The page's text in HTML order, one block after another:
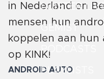
LUISTER
GEMIST
PODCASTS
PLAYLISTS
in Nederland en
mensen hun
koppelen aan
op KINK!
ANDROID AUTO